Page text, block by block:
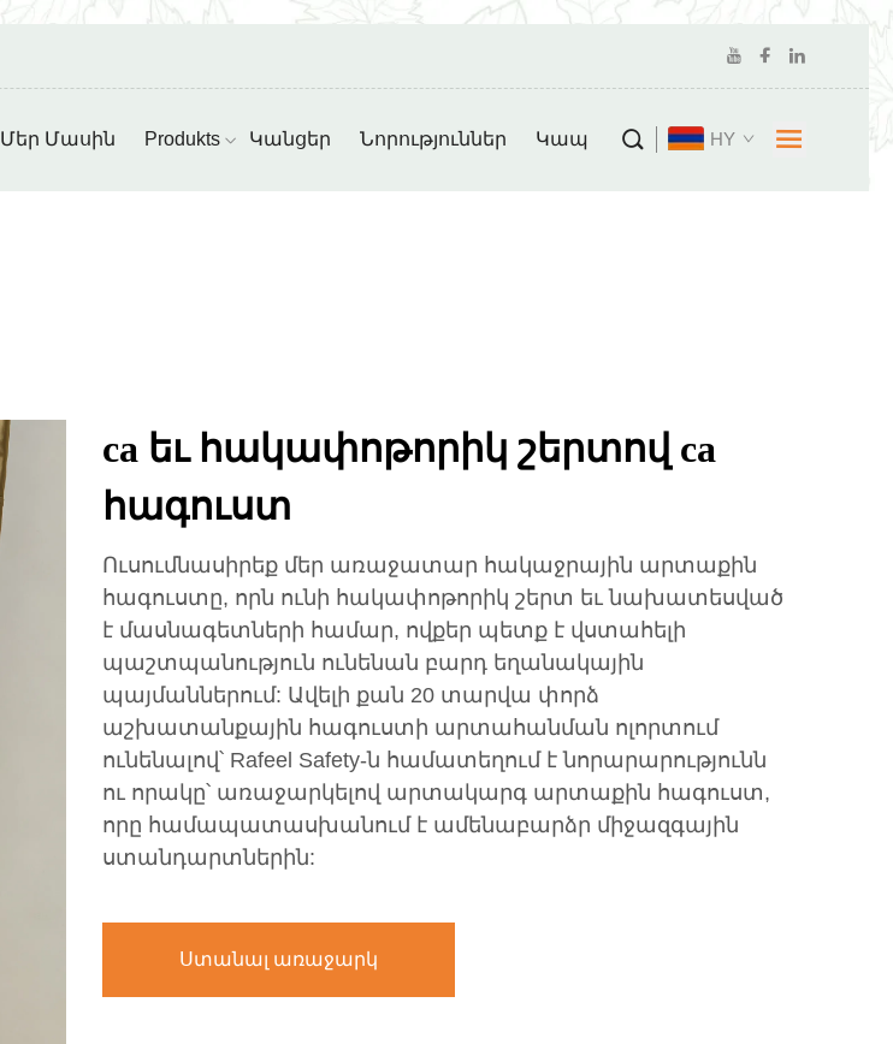
Մեր Մասին Produkts Կանցեր Նորություններ Կապ HY
ca եւ հակափոթորիկ շերտով ca
հագուստ
Ուսումնասիրեք մեր առաջատար հակաջրային արտաքին
հագուստը, որն ունի հակափոթորիկ շերտ եւ նախատեսված
է մասնագետների համար, ովքեր պետք է վստահելի
պաշտպանություն ունենան բարդ եղանակային
պայմաններում: Ավելի քան 20 տարվա փորձ
աշխատանքային հագուստի արտահանման ոլորտում
ունենալով՝ Rafeel Safety-ն համատեղում է նորարարությունն
ու որակը՝ առաջարկելով արտակարգ արտաքին հագուստ,
որը համապատասխանում է ամենաբարձր միջազգային
ստանդարտներին:
Ստանալ առաջարկ